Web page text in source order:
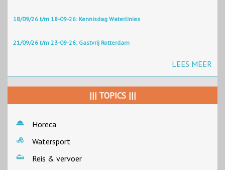
18/09/26 t/m 18-09-26: Kennisdag Waterlinies
21/09/26 t/m 23-09-26: Gastvrij Rotterdam
LEES MEER
||| TOPICS |||
Horeca
Watersport
Reis & vervoer